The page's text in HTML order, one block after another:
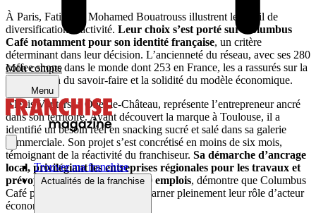
Mon compte
Menu
Trouver ma franchise
Actualités de la franchise
À Paris, Fatima et Mohamed Bouatrouss illustrent le profil de
diversification d’activité. Leur choix s’est porté sur Columbus
Café notamment pour son identité française, un critère
déterminant dans leur décision. L’ancienneté du réseau, avec ses 280
coffee shops dans le monde dont 253 en France, les a rassurés sur la
transmission du savoir-faire et la solidité du modèle économique.
Alexis Vouters, à Onet-le-Château, représente l’entrepreneur ancré
dans son territoire. Ayant découvert la marque à Toulouse, il a
identifié un besoin réel en snacking sucré et salé dans sa galerie
commerciale. Son projet s’est concrétisé en moins de six mois,
témoignant de la réactivité du franchiseur. Sa démarche d’ancrage
local, privilégiant les entreprises régionales pour les travaux et
prévoyant la création de 5 à 10 emplois, démontre que Columbus
Café permet aux franchisés d’incarner pleinement leur rôle d’acteur
économique local.